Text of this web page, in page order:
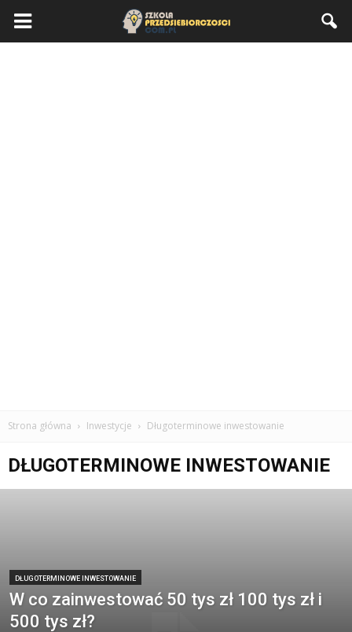
Strona główna Inwestycje Długoterminowe inwestowanie
DŁUGOTERMINOWE INWESTOWANIE
DŁUGOTERMINOWE INWESTOWANIE
W co zainwestować 50 tys zł 100 tys zł i
500 tys zł?